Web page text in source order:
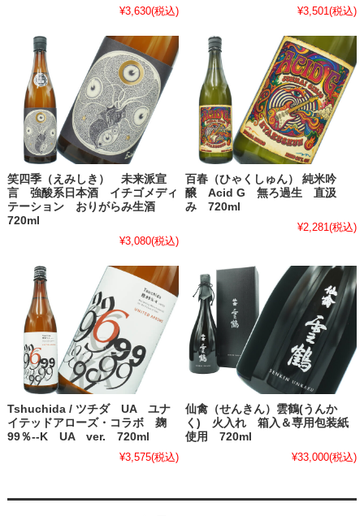
¥3,630(税込)
¥3,501(税込)
笑四季（えみしき） 未来派宣
言 強酸系日本酒 イチゴメディ
テーション おりがらみ生酒
720ml
¥3,080(税込)
百春（ひゃくしゅん） 純米吟
醸 Acid G 無ろ過生 直汲
み 720ml
¥2,281(税込)
Tshuchida / ツチダ UA ユナ
イテッドアローズ・コラボ 麹
99％--K UA ver. 720ml
¥3,575(税込)
仙禽（せんきん）雲鶴(うんか
く) 火入れ 箱入＆専用包装紙
使用 720ml
¥33,000(税込)